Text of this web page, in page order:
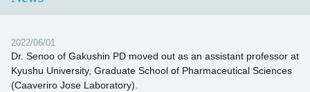
2022/06/01
Dr. Senoo of Gakushin PD moved out as an assistant professor at
Kyushu University, Graduate School of Pharmaceutical Sciences
(Caaveriro Jose Laboratory).